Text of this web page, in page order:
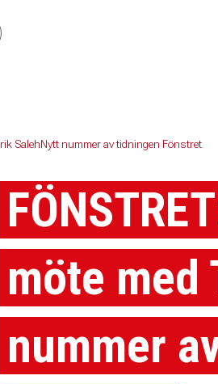
SalehNytt nummer av tidningen Fönstret
möte med
nummer